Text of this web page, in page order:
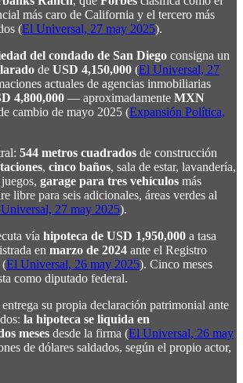
más caro de California y el tercero más
(El Universal, 27 may 2025).
del condado de San Diego consigna un
de USD 4,150,000 (El Universal, 27
actuales de agencias inmobiliarias
4,800,000 — aproximadamente MXN
cambio de mayo 2025 (Expansión Política,
544 metros cuadrados de construcción
, cinco baños, sala de estar, lavandería,
garage para tres vehículos más
libre para seis adicionales, áreas verdes al
27 may 2025).
vía hipoteca de USD 1,950,000 a tasa
en marzo de 2024 ante el Registro
(El Universal, 26 may 2025). Cinco meses
como diputado federal.
su propia declaración patrimonial ante
la hipoteca se liquida en
meses desde la firma (El Universal, 26 may
de dólares saldados, según el propio actor,